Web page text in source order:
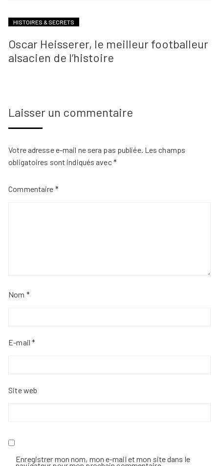
HISTOIRES & SECRETS
Oscar Heisserer, le meilleur footballeur
alsacien de l’histoire
Laisser un commentaire
Votre adresse e-mail ne sera pas publiée. Les champs
obligatoires sont indiqués avec*
Commentaire *
Nom *
E-mail*
Site web
Enregistrer mon nom, mon e-mail et mon site dans le